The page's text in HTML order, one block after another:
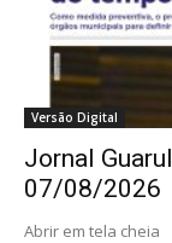
Versão Digital
Jornal
07/08/2026
Abrir em tela cheia